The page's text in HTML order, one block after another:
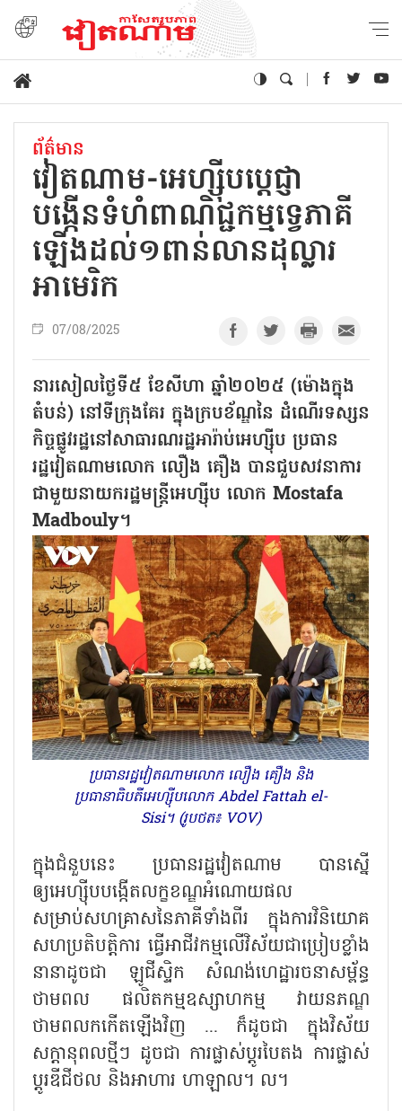
ព័ត៌មាន
វៀតណាម-អេហ្ស៊ីបប្តេជ្ញា
បង្កើនទំហំពាណិជ្ជកម្មទ្វេភាគី
ឡើងដល់១ពាន់លានដុល្លារ
អាមេរិក
07/08/2025
នារសៀលថ្ងៃទី៥ ខែសីហា ឆ្នាំ២០២៥ (ម៉ោងក្នុង
តំបន់) នៅទីក្រុងគែរ ក្នុងក្របខ័ណ្ឌនៃ ដំណើរទស្សន
កិច្ចផ្លូវរដ្ឋនៅសាធារណរដ្ឋអារ៉ាប់អេហ្ស៊ីប ប្រធាន
រដ្ឋវៀតណាមលោក លឿង គឿង បានជួបសវនាការ
ជាមួយនាយករដ្ឋមន្ត្រីអេហ្ស៊ីប លោក Mostafa
Madbouly។
ប្រធានរដ្ឋវៀតណាមលោក លឿង គឿង និង
ប្រធានាធិបតីអេហ្ស៊ីបលោក Abdel Fattah el-
Sisi។ (រូបថត៖ VOV)
ក្នុងជំនួបនេះ ប្រធានរដ្ឋវៀតណាម បានស្នើ
ឲ្យអេហ្ស៊ីបបង្កើតលក្ខខណ្ឌអំណោយផល
សម្រាប់សហគ្រាសនៃភាគីទាំងពីរ ក្នុងការវិនិយោគ
សហប្រតិបត្តិការ ធ្វើអាជីវកម្មលើវិស័យជាប្រៀបខ្លាំង
នានាដូចជា ឡូជីស្ទិក សំណង់ហេដ្ឋារចនាសម្ព័ន្ធ
ថាមពល ផលិតកម្មឧស្សាហកម្ម វាយនភណ្ឌ
ថាមពលកកើតឡើងវិញ ... ក៏ដូចជា ក្នុងវិស័យ
សក្តានុពលថ្មីៗ ដូចជា ការផ្លាស់ប្តូរបៃតង ការផ្លាស់
ប្តូរឌីជីថល និងអាហារ ហាឡាល។ ល។